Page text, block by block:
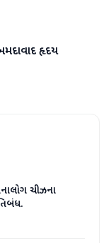
હૃદય
ચીઝના